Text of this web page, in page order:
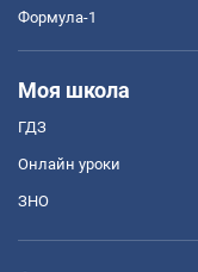
Формула-1
Моя школа
ГДЗ
Онлайн уроки
ЗНО